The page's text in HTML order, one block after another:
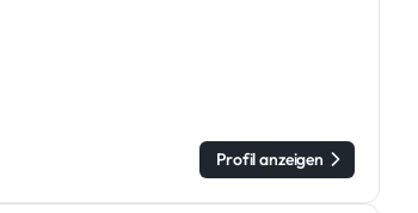
Profil anzeigen